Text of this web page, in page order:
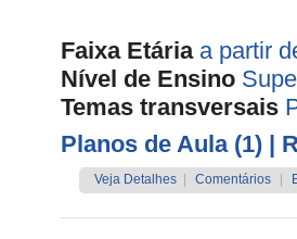
Faixa Etária a partir
Nível de Ensino
Temas transversais
Planos de Aula (1) |
Veja Detalhes Comentários